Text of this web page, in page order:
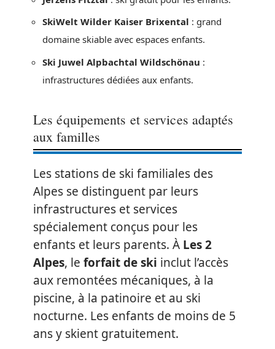
SkiWelt Wilder Kaiser Brixental : grand
domaine skiable avec espaces enfants.
Ski Juwel Alpbachtal Wildschönau :
infrastructures dédiées aux enfants.
Les équipements et services adaptés
aux familles
Les stations de ski familiales des
Alpes se distinguent par leurs
infrastructures et services
spécialement conçus pour les
enfants et leurs parents. À Les 2
Alpes, le forfait de ski inclut l’accès
aux remontées mécaniques, à la
piscine, à la patinoire et au ski
nocturne. Les enfants de moins de 5
ans y skient gratuitement.